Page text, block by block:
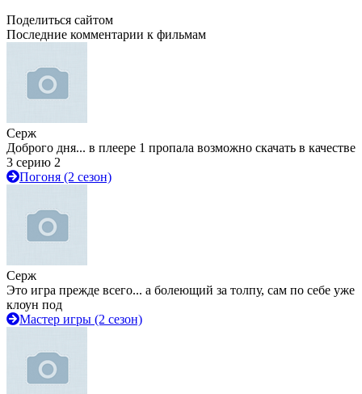
Поделиться сайтом
Последние комментарии к фильмам
Серж
Доброго дня... в плеере 1 пропала возможно скачать в качестве
3 серию 2
Погоня (2 сезон)
Серж
Это игра прежде всего... а болеющий за толпу, сам по себе уже
клоун под
Мастер игры (2 сезон)